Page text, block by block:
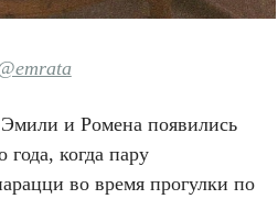
и Ромена появились
когда пару
во время прогулки по